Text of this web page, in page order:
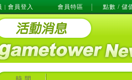
| 會員登入 會員特區 點數 / 儲